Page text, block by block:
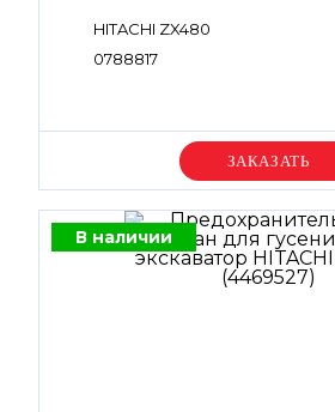
HITACHI ZX480
0788817
Уточняйте цену
В наличии